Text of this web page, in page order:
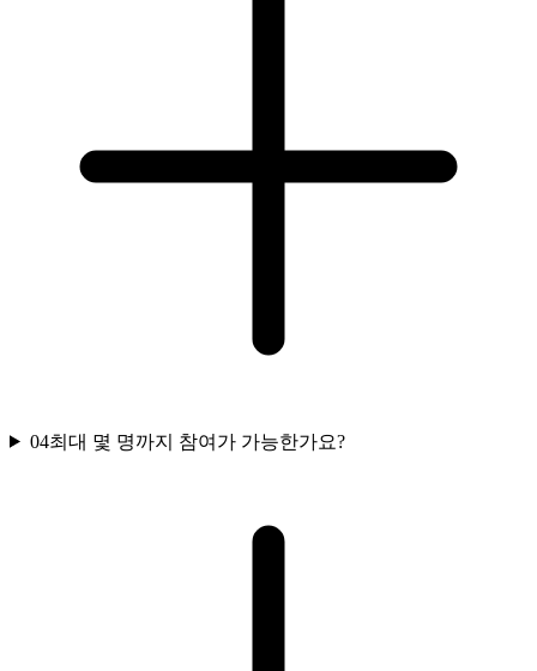
04최대 몇 명까지 참여가 가능한가요?